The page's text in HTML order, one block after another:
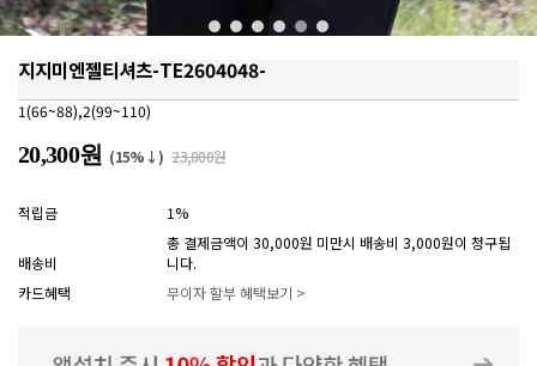
지지미엔젤티셔츠-TE2604048-
1(66~88),2(99~110)
20,300원 (15%↓) 23,800원
적립금 1%
배송비
총 결제금액이 30,000원 미만시 배송비 3,000원이 청구됩
니다.
카드혜택
무이자 할부 혜택보기 >